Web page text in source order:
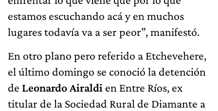
estamos escuchando acá y en muchos
lugares todavía va a ser peor”, manifestó.
En otro plano pero referido a Etchevehere,
el último domingo se conoció la detención
de Leonardo Airaldi en Entre Ríos, ex
titular de la Sociedad Rural de Diamante a